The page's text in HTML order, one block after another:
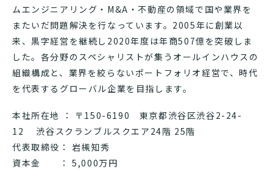
ムエンジニアリング・M&A・不動産の領域で国や業界を
またいだ問題解決を行なっています。2005年に創業以
来、黒字経営を継続し2020年度は年商507億を突破しま
した。各分野のスペシャリストが集うオールインハウスの
組織構成と、業界を絞らないポートフォリオ経営で、時代
を代表するグローバル企業を目指します。
本社所在地 ： 〒150-6190 東京都渋谷区渋谷2-24-
12 渋谷スクランブルスクエア24階 25階
代表取締役： 岩槻知秀
資本金 ： 5,000万円